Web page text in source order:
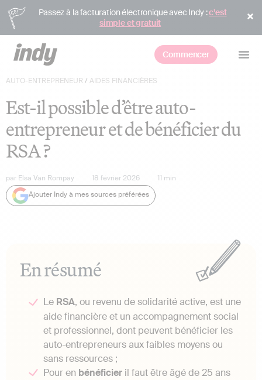
Passez à la facturation électronique avec Indy :c’est
simple et gratuit
Commencer
AUTO-ENTREPRENEUR / AIDES FINANCIÈRES
Est-il possible d’être auto-
entrepreneur et de bénéficier du
RSA ?
par Elsa Van Rompay 18 février 2026 11 min
Ajouter Indy à mes sources préférées
En résumé
Le RSA, ou revenu de solidarité active, est une
aide financière et un accompagnement social
et professionnel, dont peuvent bénéficier les
auto-entrepreneurs aux faibles moyens ou
sans ressources ;
Pour en bénéficier il faut être âgé de 25 ans